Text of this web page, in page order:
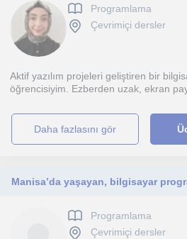
Programlama
Çevrimiçi dersler
Aktif yazılım projeleri geliştiren bir
öğrencisiyim. Ezberden uzak, ekran
daha fazlasını gör
Programlama
Çevrimiçi dersler